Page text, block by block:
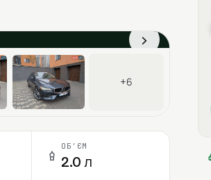
›
+6
ОБ'ЄМ
2.0 л